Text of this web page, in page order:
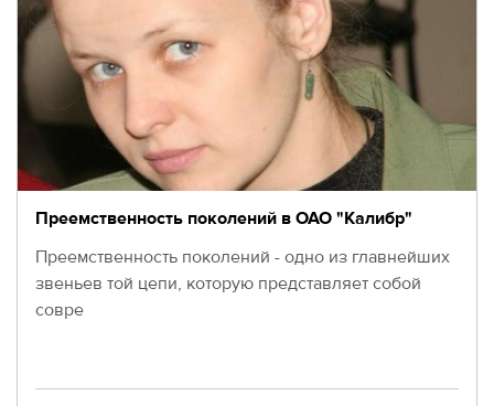
Преемственность поколений в ОАО "Калибр"
Преемственность поколений - одно из главнейших
звеньев той цепи, которую представляет собой
совре